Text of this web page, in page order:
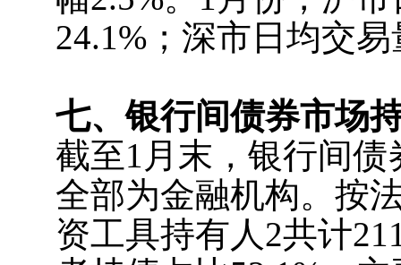
24.1%；深市日均交
七、银行间债券市场
截至1月末，银行间
全部为金融机构。按
资工具持有人2共计